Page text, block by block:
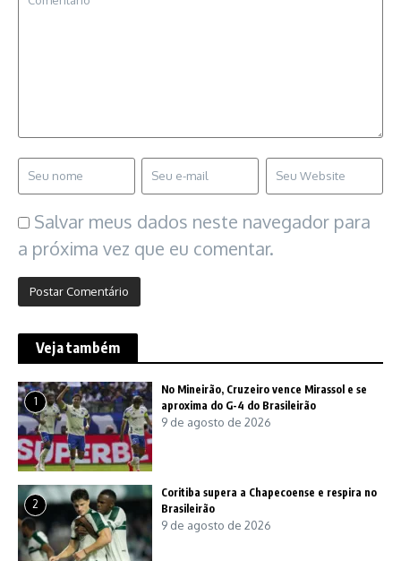
Salvar meus dados neste navegador para
a próxima vez que eu comentar.
Veja também
1
No Mineirão, Cruzeiro vence Mirassol e se
aproxima do G-4 do Brasileirão
9 de agosto de 2026
2
Coritiba supera a Chapecoense e respira no
Brasileirão
9 de agosto de 2026